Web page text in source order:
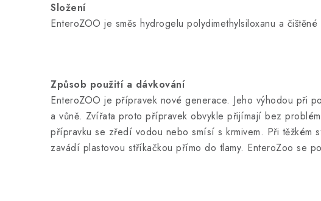
Složení
EnteroZOO je směs hydrogelu polydimethylsiloxanu a čištěné
Způsob použití a dávkování
EnteroZOO je přípravek nové generace. Jeho výhodou při
a vůně. Zvířata proto přípravek obvykle přijímají bez
přípravku se zředí vodou nebo smísí s krmivem. Při těžkém
zavádí plastovou stříkačkou přímo do tlamy. EnteroZoo se